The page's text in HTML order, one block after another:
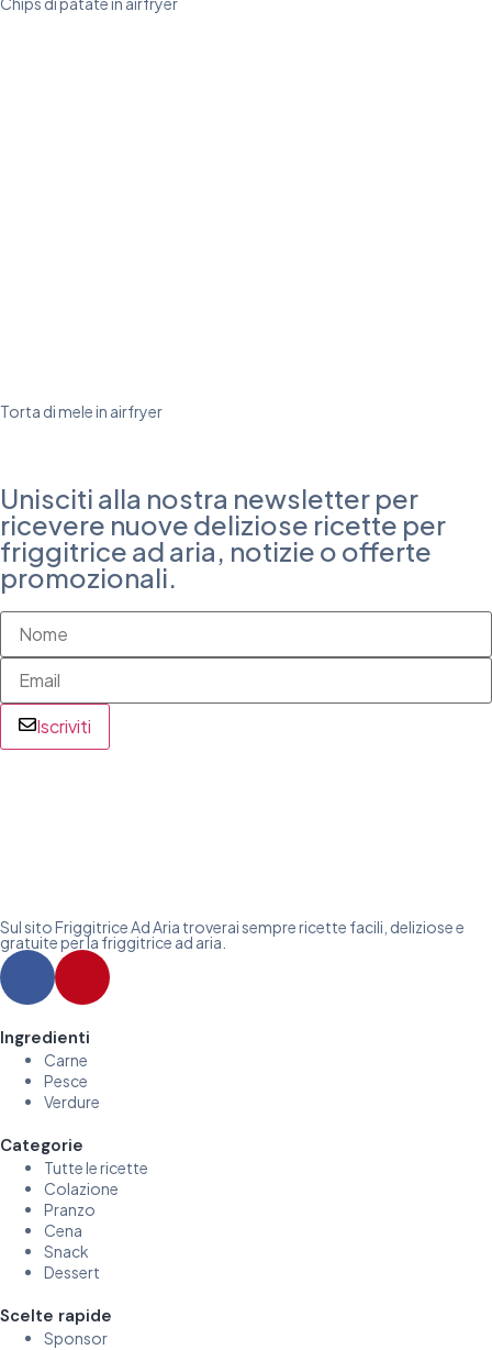
Torta di mele in airfryer
Unisciti alla nostra newsletter per
ricevere nuove deliziose ricette per
friggitrice ad aria, notizie o offerte
promozionali.
Iscriviti
Sul sito Friggitrice Ad Aria troverai sempre ricette facili, deliziose e
gratuite per la friggitrice ad aria.
Ingredienti
Carne
Pesce
Verdure
Categorie
Tutte le ricette
Colazione
Pranzo
Cena
Snack
Dessert
Scelte rapide
Sponsor